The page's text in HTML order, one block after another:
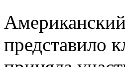
представило